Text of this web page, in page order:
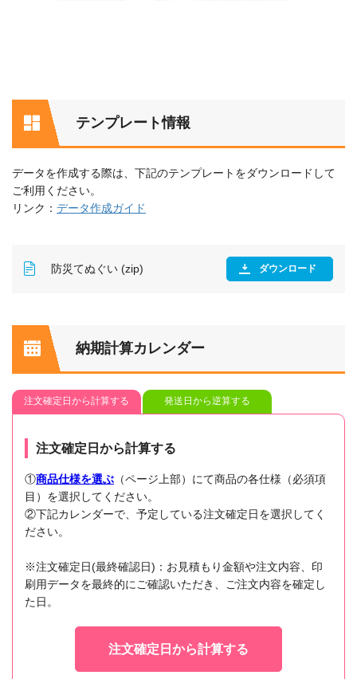
テンプレート情報
データを作成する際は、下記のテンプレートをダウンロードして
ご利用ください。
リンク： データ作成ガイド
防災てぬぐい (zip) ダウンロード
納期計算カレンダー
注文確定日から計算する 発送日から逆算する
注文確定日から計算する
①商品仕様を選ぶ （ページ上部）にて商品の各仕様（必須項
目）を選択してください。
②下記カレンダーで、予定している注文確定日を選択してく
ださい。
※注文確定日(最終確認日)：お見積もり金額や注文内容、印
刷用データを最終的にご確認いただき、ご注文内容を確定し
た日。
注文確定日から計算する